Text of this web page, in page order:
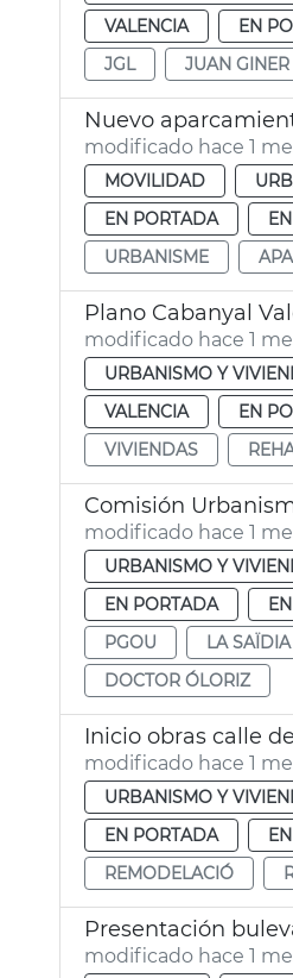
VALENCIA
EN
JGL
JUAN GINER
Nuevo
modificado hace 1
MOVILIDAD
EN PORTADA
URBANISME
Plano Cabanyal
modificado hace 1
URBANISMO Y
VALENCIA
EN
VIVIENDAS
Comisión
modificado hace 1
URBANISMO Y
EN PORTADA
PGOU
LA SAÏDIA
DOCTOR ÓLORIZ
Inicio obras calle
modificado hace 1
URBANISMO Y
EN PORTADA
REMODELACIÓ
Presentación
modificado hace 1